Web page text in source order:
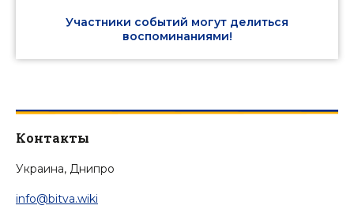
Участники событий могут делиться
воспоминаниями!
Контакты
Украина, Днипро
info@bitva.wiki